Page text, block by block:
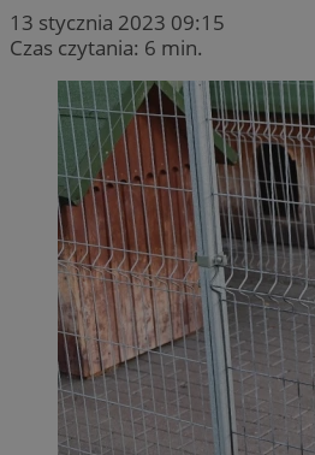
13 stycznia 2023 09:15
Czas czytania: 6 min.